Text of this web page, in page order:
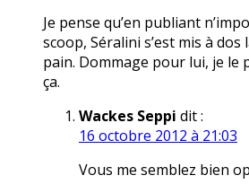
Je pense qu’en publiant
scoop, Séralini s’est mis à
pain. Dommage pour lui, je le
ça.
Wackes Seppi dit :
16 octobre 2012 à 21:03
Vous me semblez bien